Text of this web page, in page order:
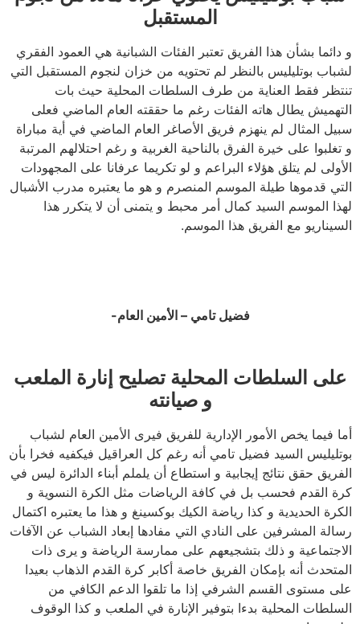
المستقبل
و دائما بشأن هذا الفريق تعتبر الفئات الشبانية هي العمود الفقري
لشباب بوتليليس بالنظر لم تحتويه من خزان لنجوم المستقبل التي
تنتظر فقط العناية من طرف السلطات المحلية حيث بات
التهميش يطال هاته الفئات رغم ما حققته العام الماضي فعلى
سبيل المثال لم ينهزم فريق الأصاغر العام الماضي في أية مباراة
و تغلبوا على خيرة الفرق بالناحية الغربية و رغم احتلالهم المرتبة
الأولى لم يتلق هؤلاء البراعم و لو تكريما عرفانا على المجهودات
التي قدموها طيلة الموسم المنصرم و هو ما يعتبره مدرب الأشبال
لهذا الموسم السيد كمال أمر محبط و يتمنى أن لا يتكرر هذا
السيناريو مع الفريق هذا الموسم.
فضيل تامي – الأمين العام-
على السلطات المحلية تصليح إنارة الملعب
و صيانته
أما فيما يخص الأمور الإدارية للفريق فيرى الأمين العام لشباب
بوتليليس السيد فضيل تامي أنه رغم كل العراقيل فيكفيه فخرا بأن
الفريق حقق نتائج إيجابية و استطاع أن يلملم أبناء الدائرة ليس في
كرة القدم فحسب بل في كافة الرياضات مثل الكرة النسوية و
الكرة الحديدية و كذا رياضة الكيك بوكسينغ و هذا ما يعتبره اكتمال
رسالة المشرفين على النادي التي مفادها إبعاد الشباب عن الآفات
الاجتماعية و ذلك بتشجيعهم على ممارسة الرياضة و يرى ذات
المتحدث أنه بإمكان الفريق خاصة أكابر كرة القدم الذهاب بعيدا
على مستوى القسم الشرفي إذا ما تلقوا الدعم الكافي من
السلطات المحلية بدءا بتوفير الإنارة في الملعب و كذا الوقوف